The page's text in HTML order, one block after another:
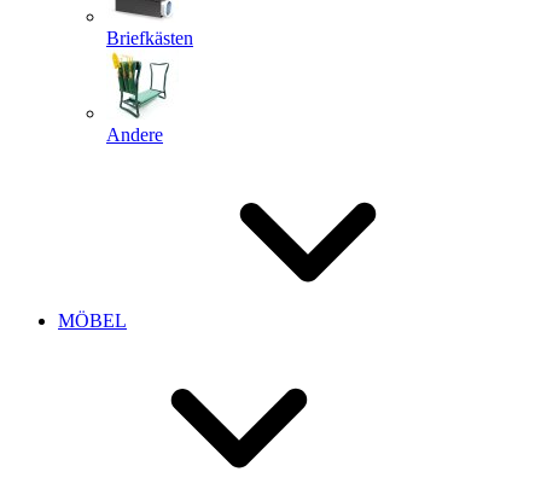
Briefkästen
Andere
MÖBEL